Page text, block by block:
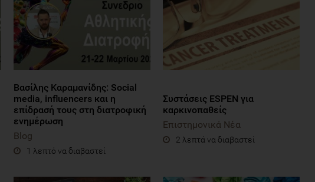
Βασίλης Καραμανίδης: Social
media, influencers και η
επίδρασή τους στη διατροφική
ενημέρωση
Blog
1 λεπτό να διαβαστεί
Συστάσεις ESPEN για
καρκινοπαθείς
Επιστημονικά Νέα
2 λεπτά να διαβαστεί